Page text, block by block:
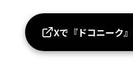
Xで『ドコニーク